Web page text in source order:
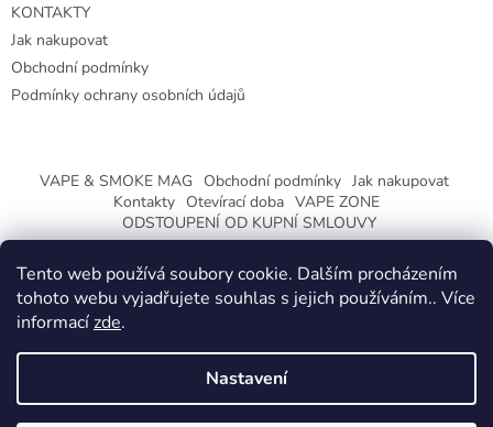
Tento web používá soubory cookie. Dalším procházením
tohoto webu vyjadřujete souhlas s jejich používáním.. Více
informacízde.
Nastavení
KONTAKTY
Jak nakupovat
Obchodní podmínky
Podmínky ochrany osobních údajů
VAPE & SMOKE MAG Obchodní podmínky Jak nakupovat
Kontakty Otevírací doba VAPE ZONE
ODSTOUPENÍ OD KUPNÍ SMLOUVY